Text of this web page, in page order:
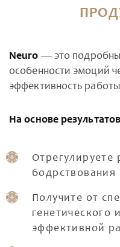
Neuro — это
особенности эмоций
эффективность
На основе
Отрегулируете
бодрствования
Получите от
генетического
эффективной